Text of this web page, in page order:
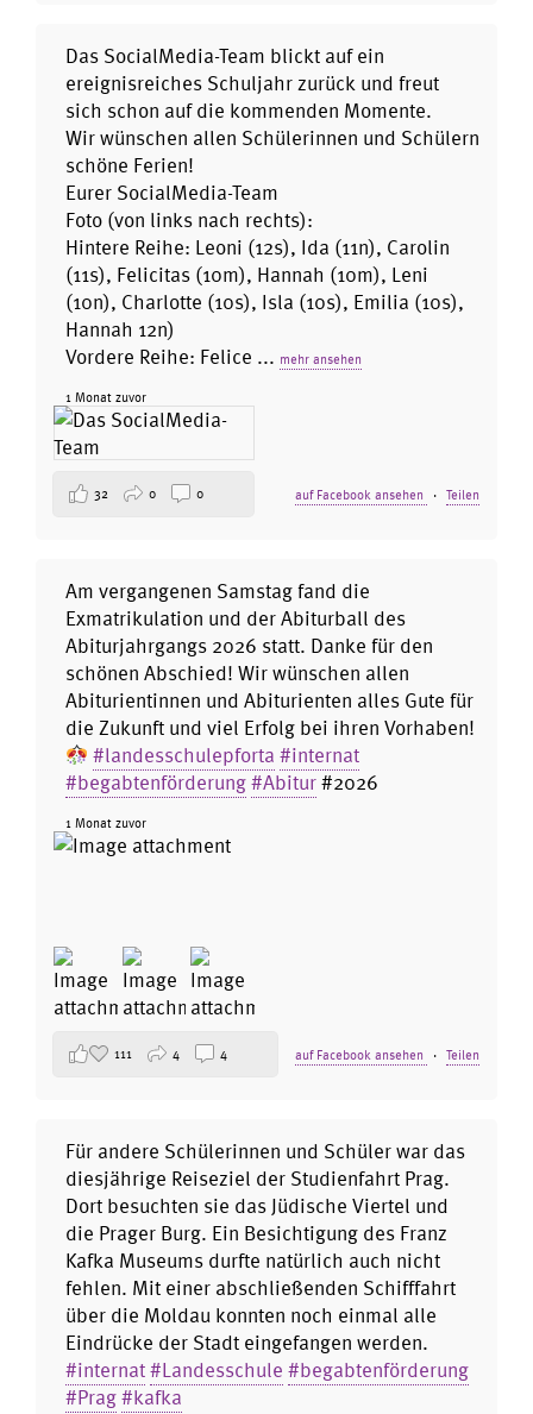
Das SocialMedia-Team blickt auf ein
ereignisreiches Schuljahr zurück und freut
sich schon auf die kommenden Momente.
Wir wünschen allen Schülerinnen und Schülern
schöne Ferien!
Eurer SocialMedia-Team
Foto (von links nach rechts):
Hintere Reihe: Leoni (12s), Ida (11n), Carolin
(11s), Felicitas (10m), Hannah (10m), Leni
(10n), Charlotte (10s), Isla (10s), Emilia (10s),
Hannah 12n)
Vordere Reihe: Felice ... mehr ansehen
1 Monat zuvor
auf Facebook ansehen · Teilen
32 0 0
Am vergangenen Samstag fand die
Exmatrikulation und der Abiturball des
Abiturjahrgangs 2026 statt. Danke für den
schönen Abschied! Wir wünschen allen
Abiturientinnen und Abiturienten alles Gute für
die Zukunft und viel Erfolg bei ihren Vorhaben!
#landesschulepforta #internat
#begabtenförderung#Abitur#2026
1 Monat zuvor
auf Facebook ansehen · Teilen
111 4 4
Für andere Schülerinnen und Schüler war das
diesjährige Reiseziel der Studienfahrt Prag.
Dort besuchten sie das Jüdische Viertel und
die Prager Burg. Ein Besichtigung des Franz
Kafka Museums durfte natürlich auch nicht
fehlen. Mit einer abschließenden Schifffahrt
über die Moldau konnten noch einmal alle
Eindrücke der Stadt eingefangen werden.
#internat#Landesschule #begabtenförderung
#Prag#kafka